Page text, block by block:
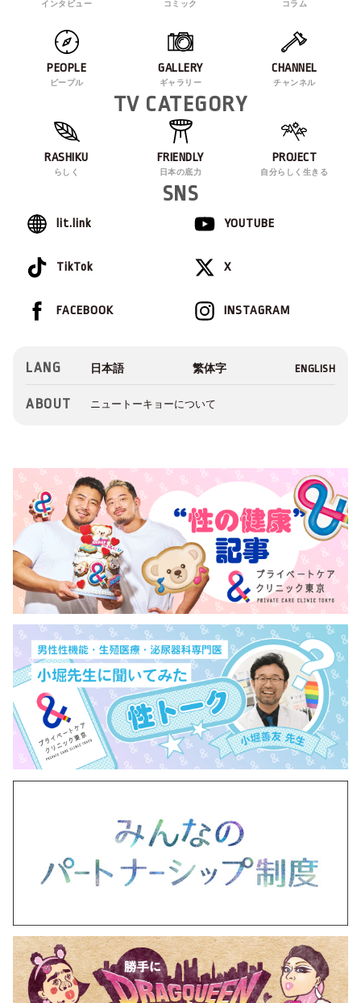
インタビュー コミック コラム
PEOPLE
ピープル
GALLERY
ギャラリー
CHANNEL
チャンネル
TV CATEGORY
RASHIKU
らしく
FRIENDLY
日本の底力
PROJECT
自分らしく生きる
SNS
lit.link YOUTUBE
TikTok X
INSTAGRAM
FACEBOOK
LANG
ABOUT ニュートーキョーについて